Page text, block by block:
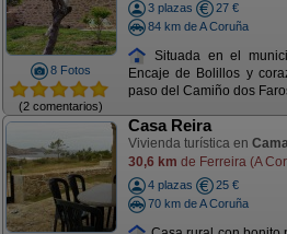
8 Fotos
(2 comentarios)
3 plazas
27 €
84 km de A Coruña
Situada en el
Encaje de Bolillos y
paso del Camiño dos
Casa Reira
Vivienda turística en
30,6 km de Ferreira (A
4 plazas
25 €
70 km de A Coruña